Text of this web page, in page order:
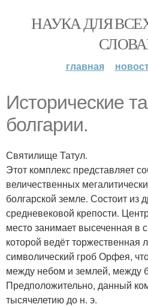
НАУКА ДЛЯ
главная
Исторические
болгарии.
Святилище Татул.
Этот комплекс представляет
величественных
болгарской земле. Состоит из
средневековой крепости.
место занимает высеченная в
которой ведёт торжественная
символический гроб Орфея,
между небом и землей, между
Предположительно, данный
тысячелетию до н. э.